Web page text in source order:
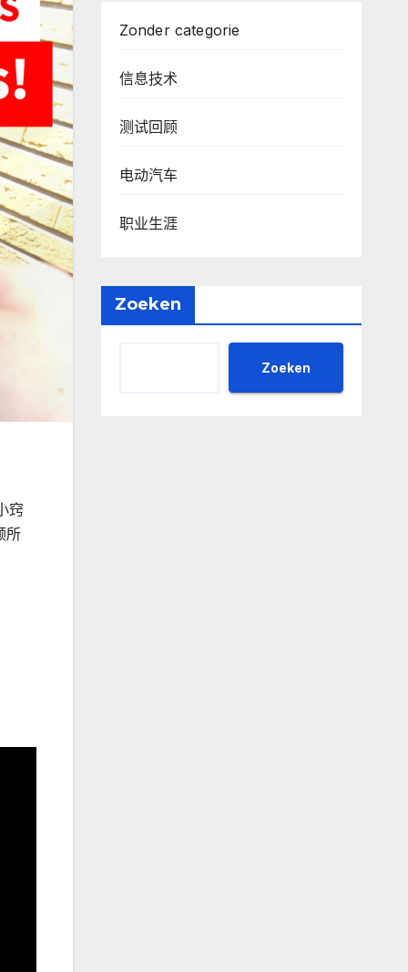
窍
所
Zonder categorie
信息技术
测试回顾
电动汽车
职业生涯
Zoeken
Zoeken